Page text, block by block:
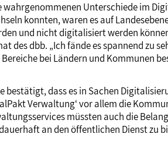
Unterschiede im
konnten, waren es auf
und nicht digitalisiert werden
des dbb. „Ich fände es spannend zu
bei Ländern und Kommunen
dass es in Sachen
Verwaltung‘ vor allem die
müssten auch die
an den öffentlichen Dienst